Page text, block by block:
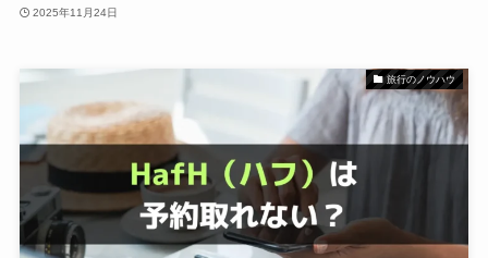
2025年11月24日
旅行のノウハウ